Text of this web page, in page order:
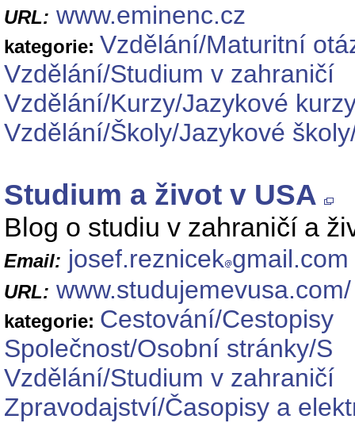
URL: www.eminenc.cz
kategorie: Vzdělání/Maturitní
Vzdělání/Studium v zahraničí
Vzdělání/Kurzy/Jazykové
Vzdělání/Školy/Jazykové
Studium a život v USA
Blog o studiu v zahraničí a
Email: josef.reznicek gmail.com
URL: www.studujemevusa.com/
kategorie: Cestování/Cestopisy
Společnost/Osobní stránky/S
Vzdělání/Studium v zahraničí
Zpravodajství/Časopisy a